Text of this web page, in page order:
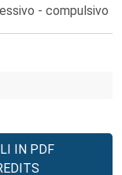
- compulsivo
IN PDF